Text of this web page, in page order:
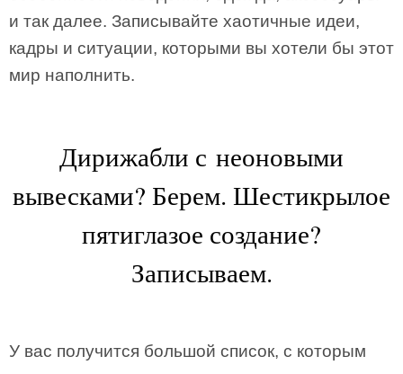
и так далее. Записывайте хаотичные идеи,
кадры и ситуации, которыми вы хотели бы этот
мир наполнить.
Дирижабли с неоновыми
вывесками? Берем. Шестикрылое
пятиглазое создание?
Записываем.
У вас получится большой список, с которым